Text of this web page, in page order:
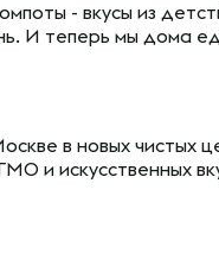
- вкусы из
И теперь мы дома
в новых чистых
и искусственных